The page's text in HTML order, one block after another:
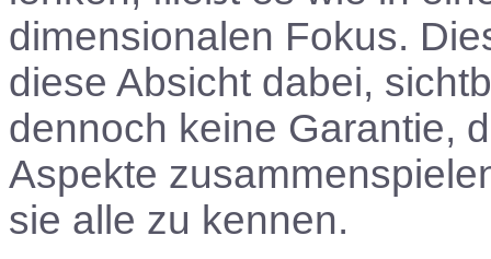
dimensionalen Fokus.
diese Absicht dabei,
dennoch keine Garantie,
Aspekte
sie alle zu kennen.